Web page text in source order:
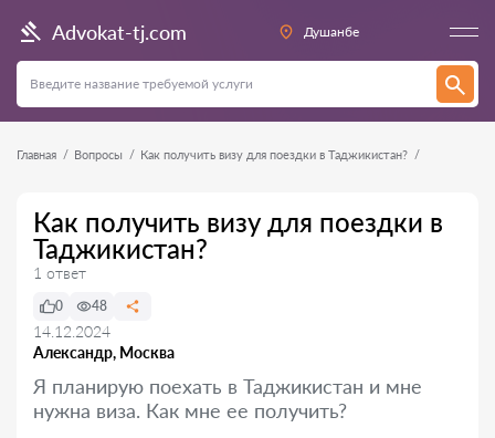
Advokat-tj.com Душанбе
Главная Вопросы Как получить визу для поездки в Таджикистан?
Как получить визу для поездки в
Таджикистан?
1 ответ
Александр, Москва
0 48
14.12.2024
Я планирую поехать в Таджикистан и мне
нужна виза. Как мне ее получить?